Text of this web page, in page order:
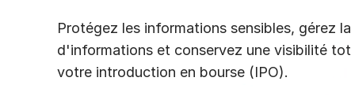
Protégez les informations sensibles, gérez
d'informations et conservez une visibilité
votre introduction en bourse (IPO).